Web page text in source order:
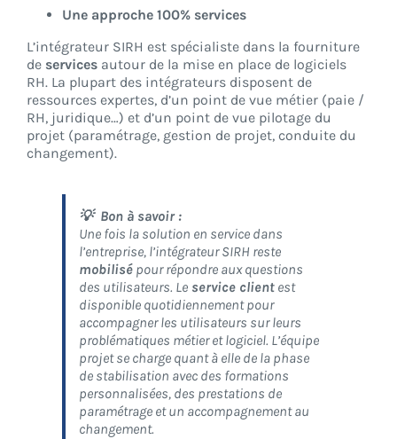
Une approche 100% services
L’intégrateur SIRH est spécialiste dans la fourniture
de services autour de la mise en place de logiciels
RH. La plupart des intégrateurs disposent de
ressources expertes, d’un point de vue métier (paie /
RH, juridique…) et d’un point de vue pilotage du
projet (paramétrage, gestion de projet, conduite du
changement).
💡 Bon à savoir :
Une fois la solution en service dans
l’entreprise, l’intégrateur SIRH reste
mobilisé pour répondre aux questions
des utilisateurs. Le service client est
disponible quotidiennement pour
accompagner les utilisateurs sur leurs
problématiques métier et logiciel. L’équipe
projet se charge quant à elle de la phase
de stabilisation avec des formations
personnalisées, des prestations de
paramétrage et un accompagnement au
changement.